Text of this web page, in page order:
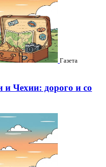
Газета
и Чехии: дорого и со